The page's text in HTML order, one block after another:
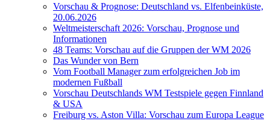
Vorschau & Prognose: Deutschland vs. Elfenbeinküste,
20.06.2026
Weltmeisterschaft 2026: Vorschau, Prognose und
Informationen
48 Teams: Vorschau auf die Gruppen der WM 2026
Das Wunder von Bern
Vom Football Manager zum erfolgreichen Job im
modernen Fußball
Vorschau Deutschlands WM Testspiele gegen Finnland
& USA
Freiburg vs. Aston Villa: Vorschau zum Europa League